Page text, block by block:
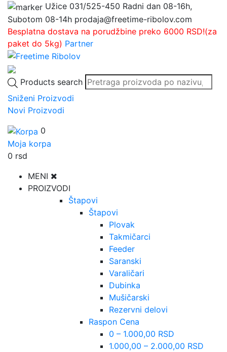
Užice 031/525-450 Radni dan 08-16h,
Subotom 08-14h prodaja@freetime-ribolov.com
Besplatna dostava na porudžbine preko 6000 RSD!(za
paket do 5kg) Partner
Products search
Sniženi Proizvodi
Novi Proizvodi
0
Moja korpa
0 rsd
MENI
PROIZVODI
Štapovi
Štapovi
Plovak
Takmičarci
Feeder
Saranski
Varaličari
Dubinka
Mušičarski
Rezervni delovi
Raspon Cena
0 – 1.000,00 RSD
1.000,00 – 2.000,00 RSD